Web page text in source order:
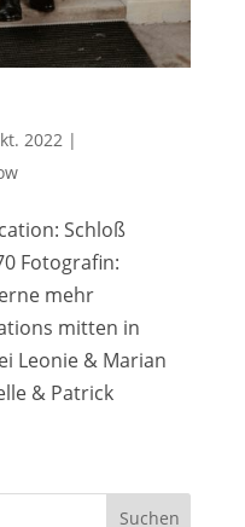
2022|
Schloß
Fotografin:
mehr
mitten in
Leonie & Marian
& Patrick